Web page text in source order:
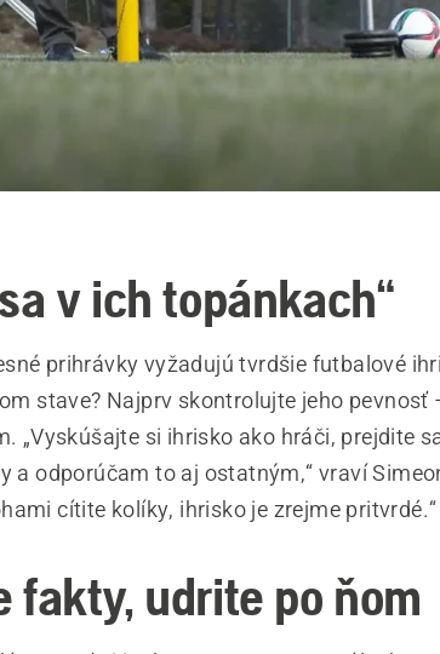
v ich topánkach“
prihrávky vyžadujú tvrdšie futbalové
stave? Najprv skontrolujte jeho pevnosť
„Vyskúšajte si ihrisko ako hráči, prejdite
a odporúčam to aj ostatným,“ vraví
cítite kolíky, ihrisko je zrejme pritvrdé.“
fakty, udrite po ňom